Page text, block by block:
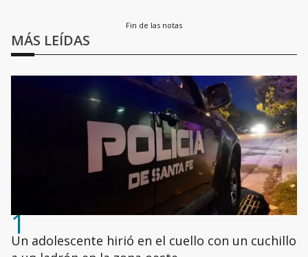
Fin de las notas
MÁS LEÍDAS
1
Un adolescente hirió en el cuello con un cuchillo